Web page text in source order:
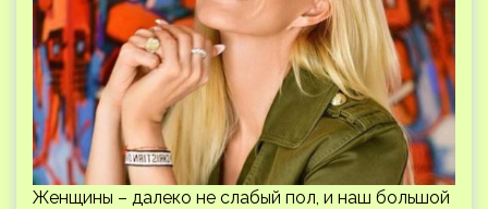
Женщины – далеко не слабый пол, и наш большой